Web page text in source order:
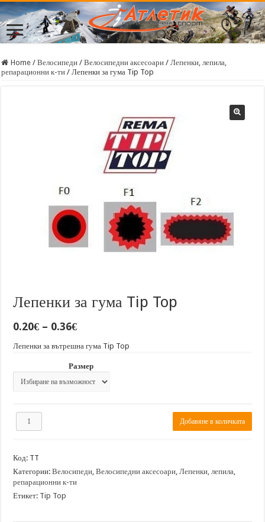
Home / Велосипеди / Велосипедни аксесоари / Лепенки, лепила,
репарационни к-ти / Лепенки за гума Tip Top
Лепенки за гума Tip Top
0.20€ – 0.36€Price
0.20€
0.36€
Лепенки за вътрешна гума Tip Top
Размер
количество
гума
Tip
Top
Добавяне в количката
Код: TT
Категории:Велосипеди,Велосипедни аксесоари,Лепенки, лепила,
репарационни к-ти
Етикет: Tip Top